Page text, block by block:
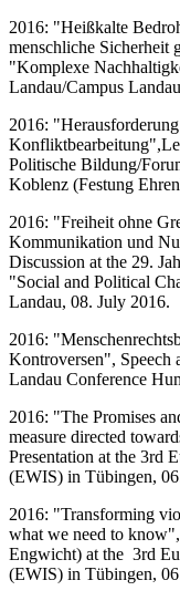
2016: "Heißkalte
menschliche Sicherheit
"Komplexe
Landau/Campus
2016:
Politische Bildung/
Koblenz (Festung
2016: "Freiheit ohne
Kommunikation und
Discussion at the 29.
"Social and Political
Landau, 08. July 2016.
2016:
Kontroversen", Speech
Landau Conference
2016: "The Promises
measure directed
Presentation at the 3rd
(EWIS) in Tübingen,
2016: "Transforming
what we need to
Engwicht) at the 3rd
(EWIS) in Tübingen,